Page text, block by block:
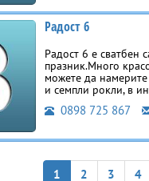
Радост 6
Радост 6 e сватбен
празник.Много
можете да намерите
и семпли рокли, в
0898 725 867
1 2 3 4